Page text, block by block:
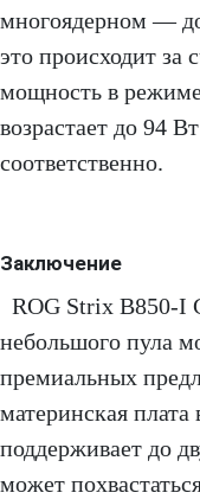
многоядерном —
это происходит за
мощность в
возрастает до 94
соответственно.
Заключение
ROG Strix B850-I
небольшого пула
премиальных
материнская плата
поддерживает до
может